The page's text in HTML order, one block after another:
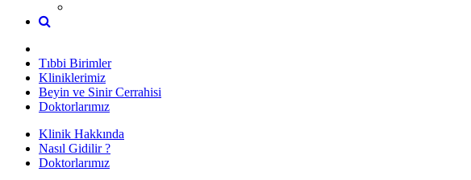
Tıbbi Birimler
Kliniklerimiz
Beyin ve Sinir Cerrahisi
Doktorlarımız
Klinik Hakkında
Nasıl Gidilir ?
Doktorlarımız